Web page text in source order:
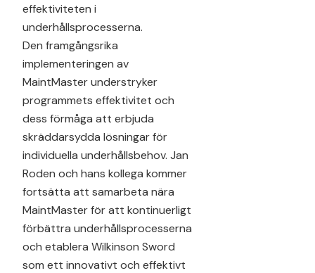
effektiviteten i
underhållsprocesserna.
Den framgångsrika
implementeringen av
MaintMaster understryker
programmets effektivitet och
dess förmåga att erbjuda
skräddarsydda lösningar för
individuella underhållsbehov. Jan
Roden och hans kollega kommer
fortsätta att samarbeta nära
MaintMaster för att kontinuerligt
förbättra underhållsprocesserna
och etablera Wilkinson Sword
som ett innovativt och effektivt